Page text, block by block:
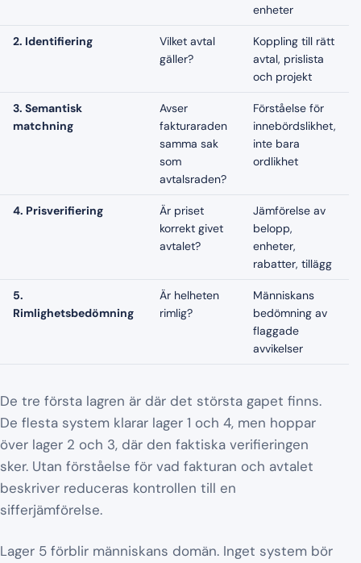
enheter
2. Identifiering
Vilket avtal
gäller?
Koppling till rätt
avtal, prislista
och projekt
3. Semantisk
matchning
Avser
fakturaraden
samma sak
som
avtalsraden?
Förståelse för
innebördslikhet,
inte bara
ordlikhet
4. Prisverifiering
Är priset
korrekt givet
avtalet?
Jämförelse av
belopp,
enheter,
rabatter, tillägg
5.
Rimlighetsbedömning
Är helheten
rimlig?
Människans
bedömning av
flaggade
avvikelser
De tre första lagren är där det största gapet finns.
De flesta system klarar lager 1 och 4, men hoppar
över lager 2 och 3, där den faktiska verifieringen
sker. Utan förståelse för vad fakturan och avtalet
beskriver reduceras kontrollen till en
sifferjämförelse.
Lager 5 förblir människans domän. Inget system bör